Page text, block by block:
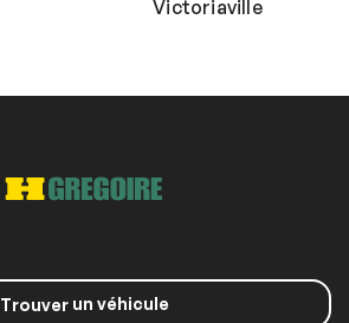
Victoriaville
Trouverun véhicule